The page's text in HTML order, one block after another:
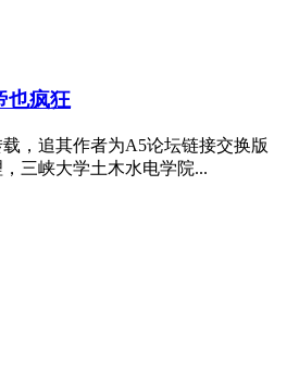
也疯狂
，追其作者为A5论坛链接交换版
三峡大学土木水电学院...